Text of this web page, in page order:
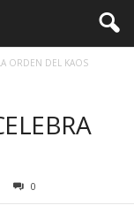
ORDEN DEL KAOS
0